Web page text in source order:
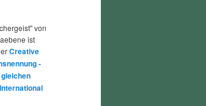
von
ist
Creative
-